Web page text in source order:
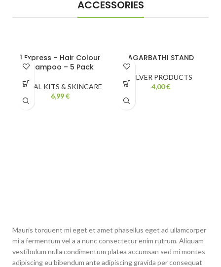
ACCESSORIES
1 Express – Hair Colour
Shampoo – 5 Pack
FACIAL KITS & SKINCARE
6,99€
AGARBATHI STAND
SILVER PRODUCTS
4,00€
Mauris torquent mi eget et amet phasellus eget ad ullamcorper
mi a fermentum vel a a nunc consectetur enim rutrum. Aliquam
vestibulum nulla condimentum platea accumsan sed mi montes
adipiscing eu bibendum ante adipiscing gravida per consequat